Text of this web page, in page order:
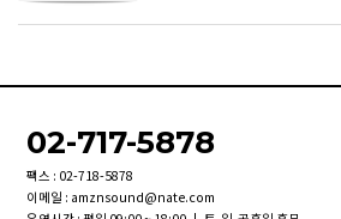
02-717-5878
팩스 : 02-718-5878
이메일 : amznsound@nate.com